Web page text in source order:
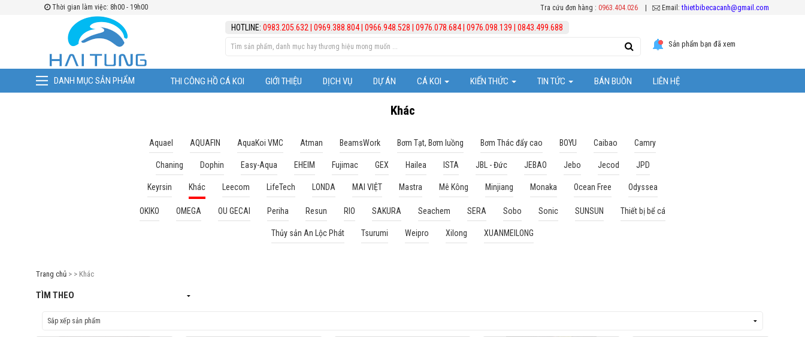
Thời gian làm việc: 8h00 - 19h00 Tra cứu đơn hàng : 0963.404.026 Email:thietbibecacanh@gmail.com
Sản phẩm bạn đã xem
HOTLINE:0983.205.632 |0969.388.804|0966.948.528 |0976.078.684|0976.098.139 |0843.499.688
DANH MỤC SẢN PHẨM THI CÔNG HỒ CÁ KOI GIỚI THIỆU DỊCH VỤ DỰ ÁN CÁ KOI KIẾN THỨC
Những chú ý trong việc chăm sóc cá Koi
Kiến thức hồ cá Koi
Kiến thức chăm sóc bể cá cảnh
TIN TỨC
Hoạt Động Công Ty
BÁN BUÔN LIÊN HỆ
Khác
Aquael AQUAFIN AquaKoi VMC Atman BeamsWork Bơm Tạt, Bơm luồng Bơm Thác đẩy cao BOYU Caibao Camry
Chaning Dophin Easy-Aqua EHEIM Fujimac GEX Hailea ISTA JBL - Đức JEBAO Jebo Jecod JPD
Keyrsin Khác Leecom LifeTech LONDA MAI VIỆT Mastra Mê Kông Minjiang Monaka Ocean Free Odyssea
OKIKO OMEGA OU GECAI Periha Resun RIO SAKURA Seachem SERA Sobo Sonic SUNSUN Thiết bị bể cá
Thủy sản An Lộc Phát Tsurumi Weipro Xilong XUANMEILONG
Trang chủ > > Khác
TÌM THEO